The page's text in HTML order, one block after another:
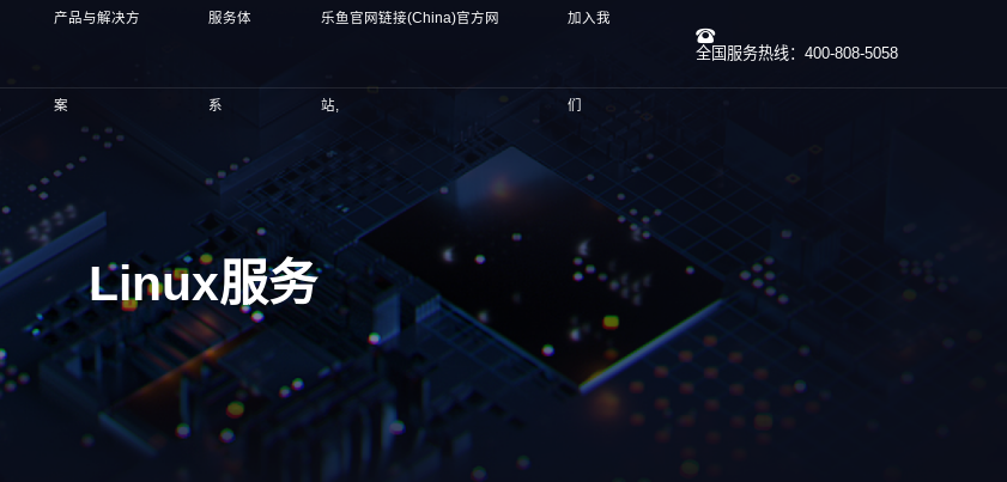
产品与解决方
案
服务体
系
乐鱼官网链接(China)官方网
站,
加入我
们
全国服务热线：400-808-5058
Linux服务